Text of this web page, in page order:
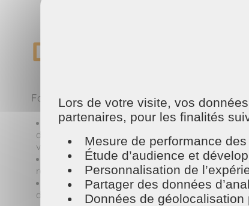
Des prestations
Faire appel à nos services à domicile, c’est
Nos assistants ménagers interviennent
dépoussiérage des meubles, etc., ils
vêtements prêts à être portés, sans avoir à
Pour vos extérieurs, nos jardiniers assurent
rendent vos espaces agréables à vivre.
Nos nettoyeurs et laveurs de vitres
détail compte.
Lors de votre visite, vos
partenaires, pour les finalités
Mesure de performance
Étude d’audience et
Personnalisation de
Partager des données
Données de géolocalisation